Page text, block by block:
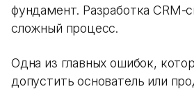
фундамент. Разработка
сложный процесс.
Одна из главных ошибок,
допустить основатель или